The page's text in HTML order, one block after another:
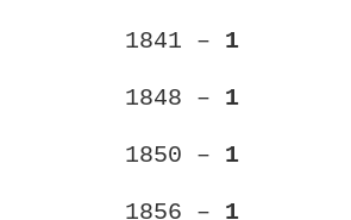
1841 – 1
1848 – 1
1850 – 1
1856 – 1